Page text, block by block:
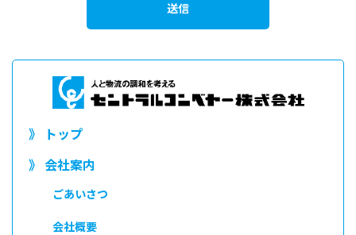
●事前にお客さまの了解を得た場合
●法的義務にもとづくなどの正当な理由がある場合
法令の遵守
当社は、個人情報の保護に関する法令その他の規範を遵守します。
以上
》 トップ
》 会社案内
ごあいさつ
会社概要